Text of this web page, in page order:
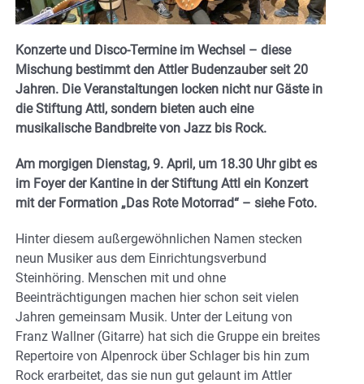
Konzerte und Disco-Termine im Wechsel – diese
Mischung bestimmt den Attler Budenzauber seit 20
Jahren. Die Veranstaltungen locken nicht nur Gäste in
die Stiftung Attl, sondern bieten auch eine
musikalische Bandbreite von Jazz bis Rock.
Am morgigen Dienstag, 9. April, um 18.30 Uhr gibt es
im Foyer der Kantine in der Stiftung Attl ein Konzert
mit der Formation „Das Rote Motorrad“ – siehe Foto.
Hinter diesem außergewöhnlichen Namen stecken
neun Musiker aus dem Einrichtungsverbund
Steinhöring. Menschen mit und ohne
Beeinträchtigungen machen hier schon seit vielen
Jahren gemeinsam Musik. Unter der Leitung von
Franz Wallner (Gitarre) hat sich die Gruppe ein breites
Repertoire von Alpenrock über Schlager bis hin zum
Rock erarbeitet, das sie nun gut gelaunt im Attler